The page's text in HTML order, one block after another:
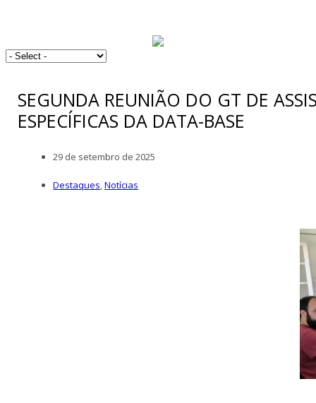
SEGUNDA REUNIÃO DO GT DE
ESPECÍFICAS DA DATA-BASE
29 de setembro de 2025
Destaques,Notícias